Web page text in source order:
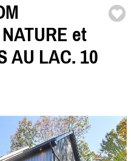
NATURE et
AU LAC. 10